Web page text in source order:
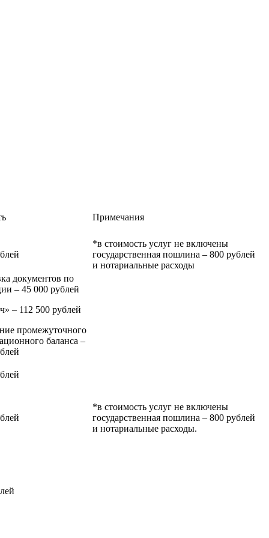
Примечания
*в стоимость услуг не включены
государственная пошлина – 800 рублей
и нотариальные расходы
документов по
– 45 000 рублей
– 112 500 рублей
промежуточного
баланса –
*в стоимость услуг не включены
государственная пошлина – 800 рублей
и нотариальные расходы.